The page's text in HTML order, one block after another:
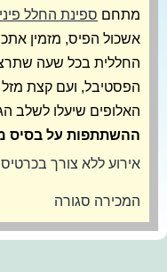
מתחם ספינת החלל
אשכול הפיס, מזמין
החללית בכל שעה
הפסטיבל, ועם קצת מזל
האלופים שיעלו לשלב
ההשתתפות על בסיס
אירוע ללא צורך בכרטיס
המכירה סגורה